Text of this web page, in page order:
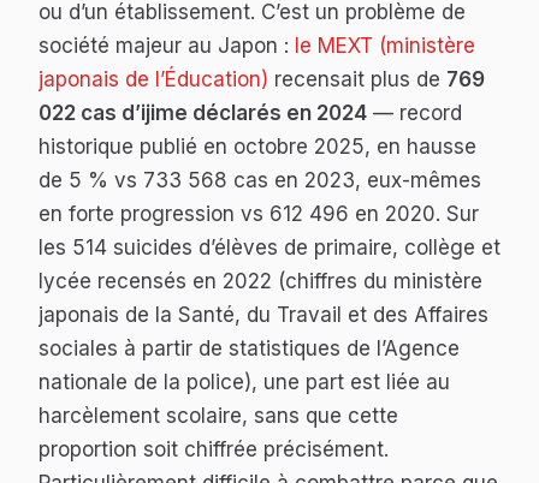
ou d’un établissement. C’est un problème de
société majeur au Japon : le MEXT (ministère
japonais de l’Éducation) recensait plus de 769
022 cas d’ijime déclarés en 2024 — record
historique publié en octobre 2025, en hausse
de 5 % vs 733 568 cas en 2023, eux-mêmes
en forte progression vs 612 496 en 2020. Sur
les 514 suicides d’élèves de primaire, collège et
lycée recensés en 2022 (chiffres du ministère
japonais de la Santé, du Travail et des Affaires
sociales à partir de statistiques de l’Agence
nationale de la police), une part est liée au
harcèlement scolaire, sans que cette
proportion soit chiffrée précisément.